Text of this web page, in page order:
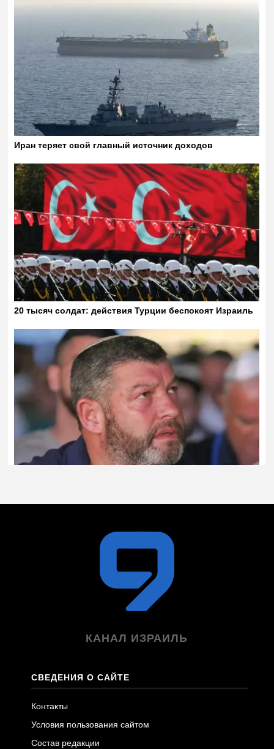
КАНАЛ ИЗРАИЛЬ
СВЕДЕНИЯ О САЙТЕ
Контакты
Условия пользования сайтом
Состав редакции